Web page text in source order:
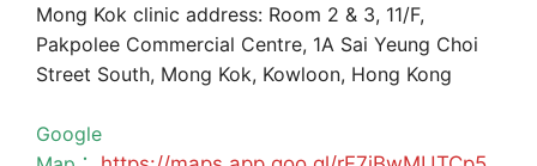
Mong Kok clinic address: Room 2 & 3, 11/F,
Pakpolee Commercial Centre, 1A Sai Yeung Choi
Street South, Mong Kok, Kowloon, Hong Kong
Google